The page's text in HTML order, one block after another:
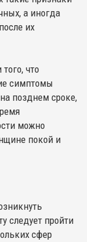
а иногда
их
что
симптомы
позднем сроке,
можно
покой и
следует пройти
сфер